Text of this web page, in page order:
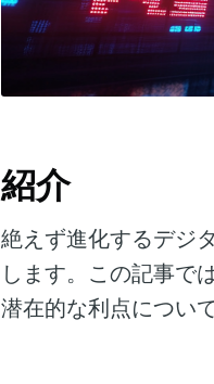
紹介
絶えず進化するデジ
します。この記事で
潜在的な利点につい